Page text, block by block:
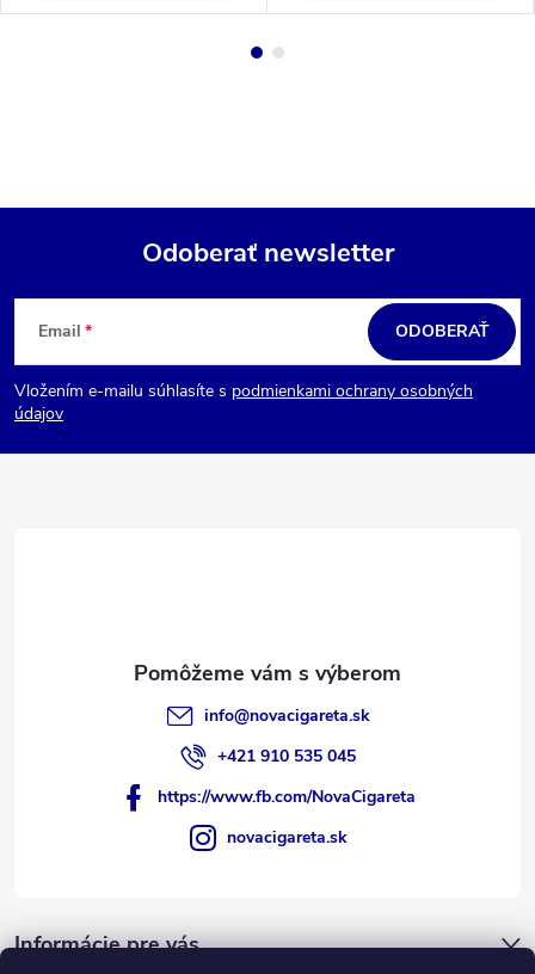
Z
p
t
Odoberať newsletter
Email
Vložením e-mailu súhlasíte s podmienkami ochrany osobných
údajov
ODOBERAŤ
Informácie pre vás
info@novacigareta.sk
+421 910 535 045
https://www.fb.com/NovaCigareta
novacigareta.sk